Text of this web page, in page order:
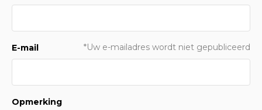
E-mail *Uw e-mailadres wordt niet gepubliceerd
Opmerking